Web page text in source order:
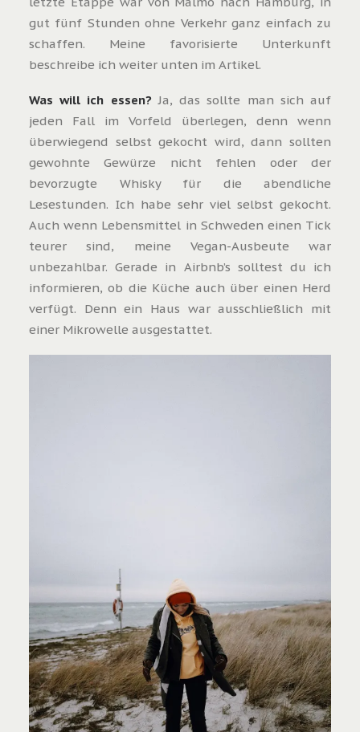
gut fünf Stunden ohne Verkehr ganz einfach zu
schaffen. Meine favorisierte Unterkunft
beschreibe ich weiter unten im Artikel.
Was will ich essen?Ja, das sollte man sich auf
jeden Fall im Vorfeld überlegen, denn wenn
überwiegend selbst gekocht wird, dann sollten
gewohnte Gewürze nicht fehlen oder der
bevorzugte Whisky für die abendliche
Lesestunden. Ich habe sehr viel selbst gekocht.
Auch wenn Lebensmittel in Schweden einen Tick
teurer sind, meine Vegan-Ausbeute war
unbezahlbar. Gerade in Airbnb’s solltest du ich
informieren, ob die Küche auch über einen Herd
verfügt. Denn ein Haus war ausschließlich mit
einer Mikrowelle ausgestattet.